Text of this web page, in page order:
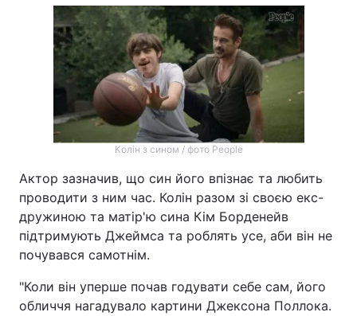
Колін з сином / фото People
Актор зазначив, що син його впізнає та любить
проводити з ним час. Колін разом зі своєю екс-
дружиною та матір'ю сина Кім Борденейв
підтримують Джеймса та роблять усе, аби він не
почувався самотнім.
"Коли він уперше почав годувати себе сам, його
обличчя нагадувало картини Джексона Поллока.